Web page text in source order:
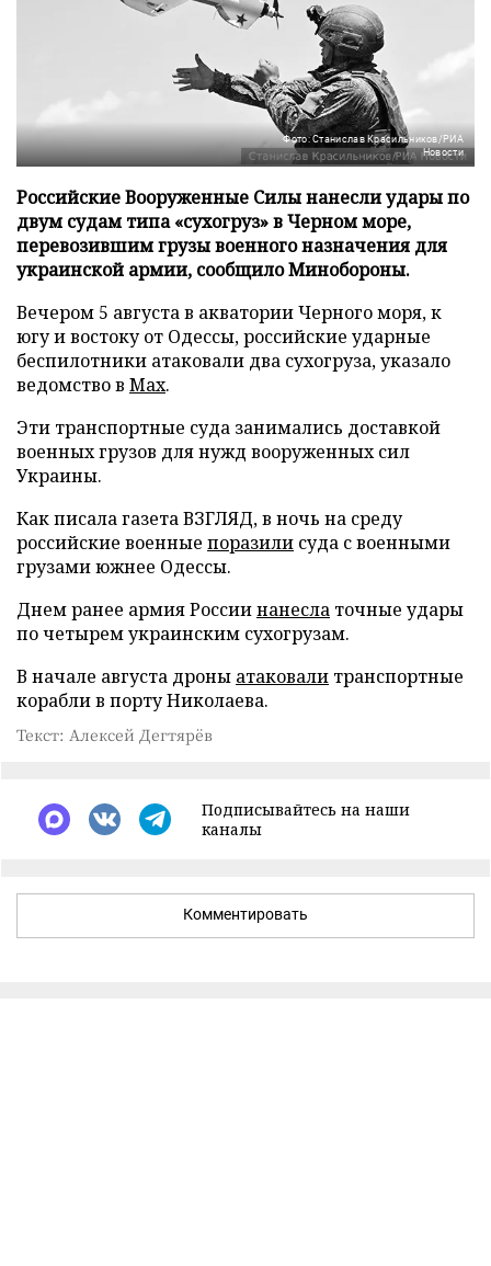
Фото: Станислав Красильников/РИА
Новости
Российские Вооруженные Силы нанесли удары по
двум судам типа «сухогруз» в Черном море,
перевозившим грузы военного назначения для
украинской армии, сообщило Минобороны.
Вечером 5 августа в акватории Черного моря, к
югу и востоку от Одессы, российские ударные
беспилотники атаковали два сухогруза, указало
ведомство в Max.
Эти транспортные суда занимались доставкой
военных грузов для нужд вооруженных сил
Украины.
Как писала газета ВЗГЛЯД, в ночь на среду
российские военные поразили суда с военными
грузами южнее Одессы.
Днем ранее армия Россиинанесла точные удары
по четырем украинским сухогрузам.
В начале августа дроны атаковали транспортные
корабли в порту Николаева.
Текст: Алексей Дегтярёв
Подписывайтесь на наши
каналы
Комментировать